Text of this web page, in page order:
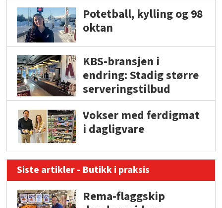
Potetball, kylling og 98
oktan
KBS-bransjen i
endring: Stadig større
serveringstilbud
Vokser med ferdigmat
i dagligvare
Siste artikler - Butikk i praksis
Rema-flaggskip